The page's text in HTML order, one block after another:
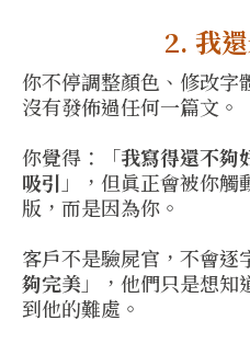
2. 我
你不停調整顏色、修改字
沒有發佈過任何一篇文。
你覺得：「我寫得還不夠
吸引 」，但眞正會被你
版，而是因為你。
客戶不是驗屍官，不會逐
夠完美 」，他們只是想
到他的難處。